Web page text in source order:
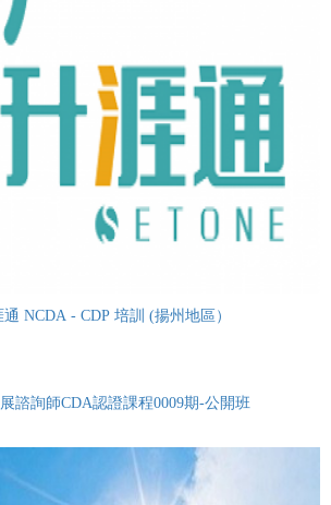
NCDA - CDP 培訓 (揚州地區）
諮詢師CDA認證課程0009期-公開班